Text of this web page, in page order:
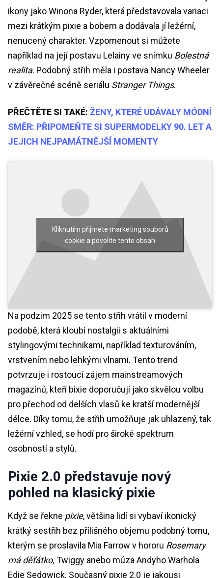
ikony jako Winona Ryder, která představovala variaci
mezi krátkým pixie a bobem a dodávala jí ležérní,
nenucený charakter. Vzpomenout si můžete
například na její postavu Lelainy ve snímku Bolestná
realita. Podobný střih měla i postava Nancy Wheeler
v závěrečné scéně seriálu Stranger Things.
PŘEČTĚTE SI TAKÉ: ŽENY, KTERÉ UDÁVALY MÓDNÍ
SMĚR: PŘIPOMEŇTE SI SUPERMODELKY 90. LET A
JEJICH NEJPAMÁTNĚJŠÍ MOMENTY
Kliknutím přijmete marketing souborů
cookie a povolíte tento obsah
Na podzim 2025 se tento střih vrátil v moderní
podobě, která kloubí nostalgii s aktuálními
stylingovými technikami, například texturováním,
vrstvením nebo lehkými vlnami. Tento trend
potvrzuje i rostoucí zájem mainstreamových
magazínů, kteří bixie doporučují jako skvělou volbu
pro přechod od delších vlasů ke kratší modernější
délce. Díky tomu, že střih umožňuje jak uhlazený, tak
ležérní vzhled, se hodí pro široké spektrum
osobností a stylů.
Pixie 2.0 představuje nový
pohled na klasický pixie
Když se řekne pixie, většina lidí si vybaví ikonický
krátký sestřih bez přílišného objemu podobný tomu,
kterým se proslavila Mia Farrow v hororu Rosemary
má děťátko, Twiggy anebo múza Andyho Warhola
Edie Sedgwick. Současný pixie 2.0 je jakousi